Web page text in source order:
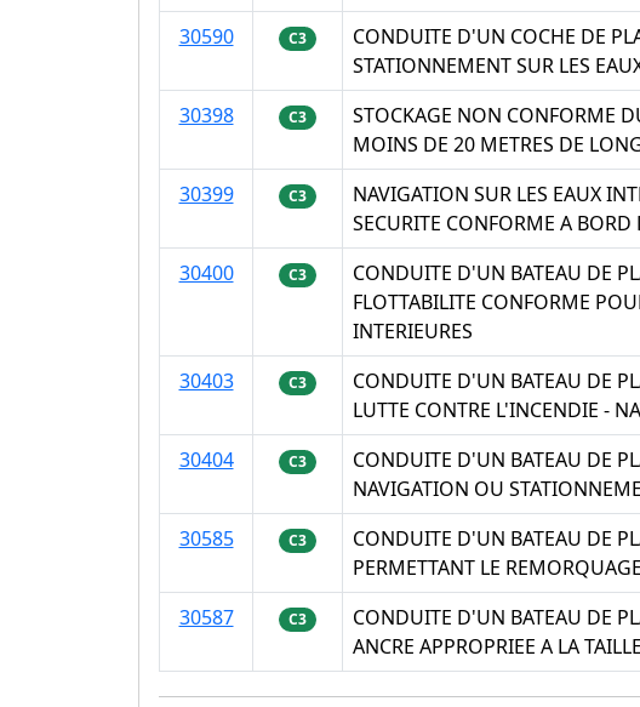
30590
C3
CONDUITE D'UN COCHE DE
STATIONNEMENT SUR LES
30398
C3
STOCKAGE NON CONFORME
MOINS DE 20 METRES DE
30399
C3
NAVIGATION SUR LES EAUX
SECURITE CONFORME A
30400
C3
CONDUITE D'UN BATEAU DE
FLOTTABILITE CONFORME
INTERIEURES
30403
C3
CONDUITE D'UN BATEAU DE
LUTTE CONTRE L'INCENDIE -
30404
C3
CONDUITE D'UN BATEAU DE
NAVIGATION OU
30585
C3
CONDUITE D'UN BATEAU DE
PERMETTANT LE
30587
C3
CONDUITE D'UN BATEAU DE
ANCRE APPROPRIEE A LA